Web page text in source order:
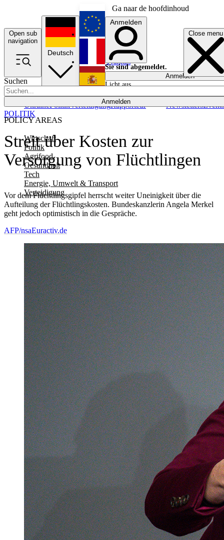
Ga naar de hoofdinhoud
Open sub
navigation
Close menu
Suchen
Anmelden
POLICY AREAS
Wirtschaft
Politik
Agrifood
Gesundheit
Tech
Energie, Umwelt & Transport
Verteidigung
UkrainePolitikVerteidigungRapporteur NewslettersEvents
Deutsch
English
Français
Anmelden
Sie sind abgemeldet.
Anmelden
Licht aus
Streit über Kosten zur
Versorgung von Flüchtlingen
Vor dem Flüchtlingsgipfel herrscht weiter Uneinigkeit über die
Aufteilung der Flüchtlingskosten. Bundeskanzlerin Angela Merkel
geht jedoch optimistisch in die Gespräche.
POLITIK
AFP/nsaEuractiv.de